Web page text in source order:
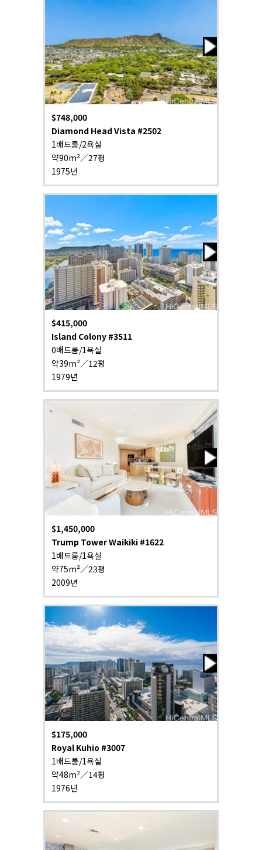
$748,000
Diamond Head Vista #2502
1배드룸/2욕실
약90m²／27평
1975년
$415,000
Island Colony #3511
0배드룸/1욕실
약39m²／12평
1979년
$1,450,000
Trump Tower Waikiki #1622
1배드룸/1욕실
약75m²／23평
2009년
$175,000
Royal Kuhio #3007
1배드룸/1욕실
약48m²／14평
1976년